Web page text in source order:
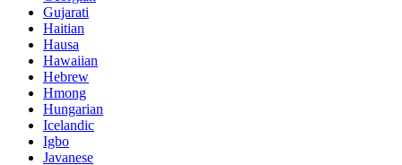
Gujarati
Haitian
Hausa
Hawaiian
Hebrew
Hmong
Hungarian
Icelandic
Igbo
Javanese